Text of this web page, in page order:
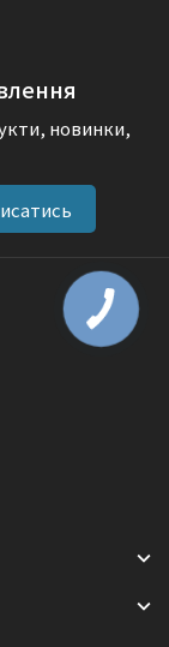
новинки,